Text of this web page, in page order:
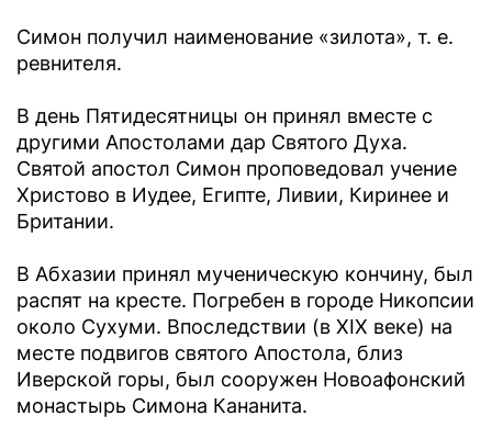
Симон получил наименование «зилота», т. е.
ревнителя.
В день Пятидесятницы он принял вместе с
другими Апостолами дар Святого Духа.
Святой апостол Симон проповедовал учение
Христово в Иудее, Египте, Ливии, Киринее и
Британии.
В Абхазии принял мученическую кончину, был
распят на кресте. Погребен в городе Никопсии
около Сухуми. Впоследствии (в ХIХ веке) на
месте подвигов святого Апостола, близ
Иверской горы, был сооружен Новоафонский
монастырь Симона Кананита.